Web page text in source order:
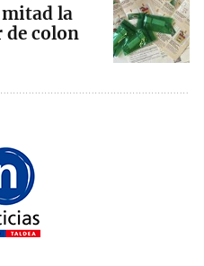
mitad la
de colon